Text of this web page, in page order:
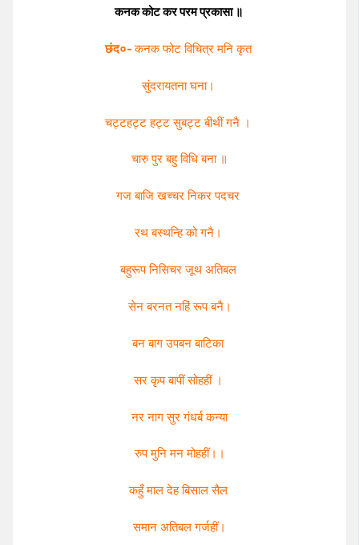
कनक कोट कर परम प्रकासा ॥
छंद०-कनक फोट विचित्र मनि कृत
सुंदरायतना घना।
चट्टहट्ट हट्ट सुबट्ट बीथीं गनै ।
चारु पुर बहु विधि बना ॥
गज बाजि खच्चर निकर पदचर
रथ बस्थन्हि को गनै।
बहुरूप निसिचर जूथ अतिबल
सेन बरनत नहिं रूप बनै।
बन बाग उपबन बाटिका
सर कृप बापीं सोहहीं ।
नर नाग सुर गंधर्ब कन्या
रुप मुनि मन मोहहीं।।
कहुँ माल देह बिसाल सैल
समान अतिबल गर्जहीं।